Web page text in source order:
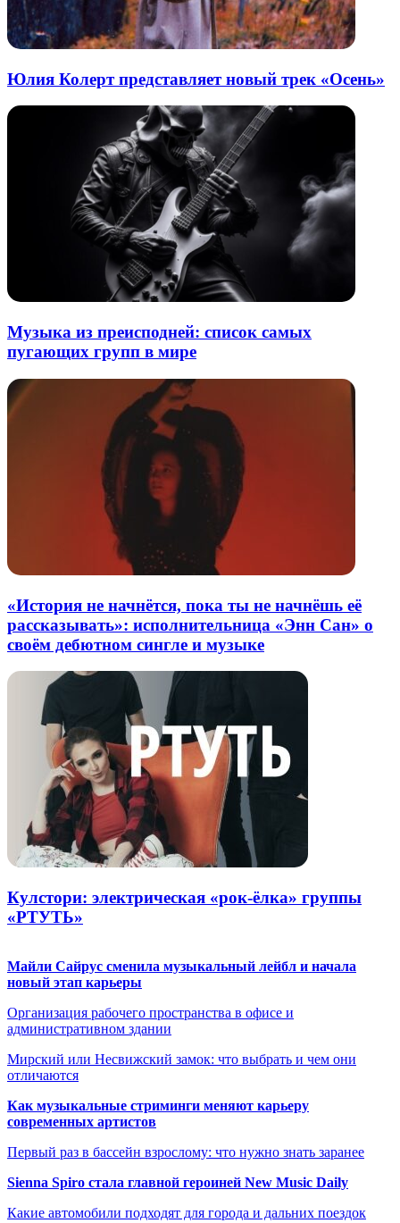
Юлия Колерт представляет новый трек «Осень»
Музыка из преисподней: список самых
пугающих групп в мире
«История не начнётся, пока ты не начнёшь её
рассказывать»: исполнительница «Энн Сан» о
своём дебютном сингле и музыке
Кулстори: электрическая «рок-ёлка» группы
«РТУТЬ»
Майли Сайрус сменила музыкальный лейбл и начала
новый этап карьеры
Организация рабочего пространства в офисе и
административном здании
Мирский или Несвижский замок: что выбрать и чем они
отличаются
Как музыкальные стриминги меняют карьеру
современных артистов
Первый раз в бассейн взрослому: что нужно знать заранее
Sienna Spiro стала главной героиней New Music Daily
Какие автомобили подходят для города и дальних поездок